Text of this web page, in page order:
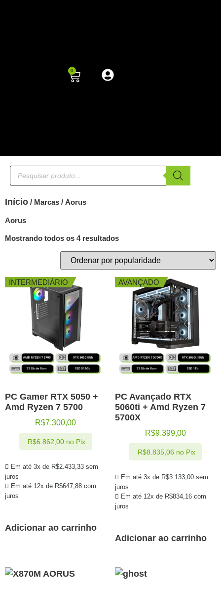
0
Início / Marcas / Aorus
Aorus
Mostrando todos os 4 resultados
INTERMEDIÁRIO
PC Gamer RTX 5050 +
Amd Ryzen 7 5700
R$7.300,00
Em até 3x de R$2.433,33 sem
juros
Em até 12x de R$647,88 com
juros
R$6.862,00 no Pix
Adicionar ao carrinho
AVANÇADO
PC Avançado RTX
5060ti + Amd Ryzen 7
5700X
R$9.399,00
Em até 3x de R$3.133,00sem
juros
Em até 12x de R$834,16com
juros
R$8.835,06 no Pix
Adicionar ao carrinho